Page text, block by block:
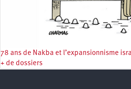
78 ans de Nakba et l’expansionnisme
+ de dossiers